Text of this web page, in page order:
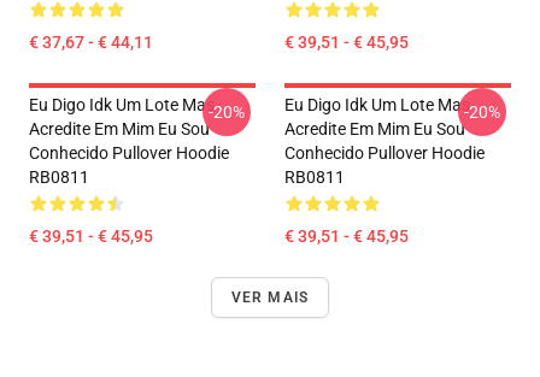
€ 37,67 - € 44,11 € 39,51 - € 45,95
Eu Digo Idk Um Lote Mas
Acredite Em Mim Eu Sou
Conhecido Pullover Hoodie
RB0811
€ 39,51 - € 45,95
-20%
Eu Digo Idk Um Lote Mas
Acredite Em Mim Eu Sou
Conhecido Pullover Hoodie
RB0811
€ 39,51 - € 45,95
-20%
VER MAIS